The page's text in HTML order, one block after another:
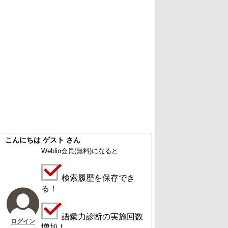
こんにちは ゲスト さん
ログイン
Weblio会員(無料)になると
検索履歴を保存でき
る！
語彙力診断の実施回数